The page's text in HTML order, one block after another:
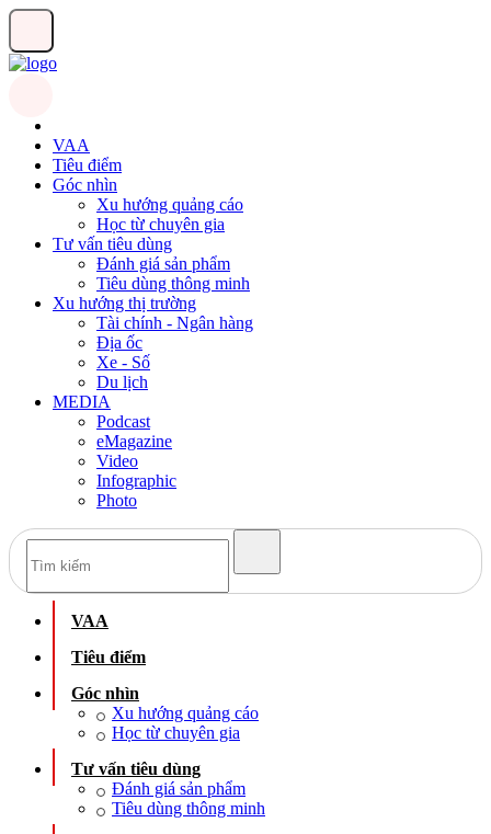
VAA
Tiêu điểm
Góc nhìn
Xu hướng quảng cáo
Học từ chuyên gia
Tư vấn tiêu dùng
Đánh giá sản phẩm
Tiêu dùng thông minh
Xu hướng thị trường
Tài chính - Ngân hàng
Địa ốc
Xe - Số
Du lịch
MEDIA
Podcast
eMagazine
Video
Infographic
Photo
VAA
Tiêu điểm
Góc nhìn
Xu hướng quảng cáo
Học từ chuyên gia
Tư vấn tiêu dùng
Đánh giá sản phẩm
Tiêu dùng thông minh